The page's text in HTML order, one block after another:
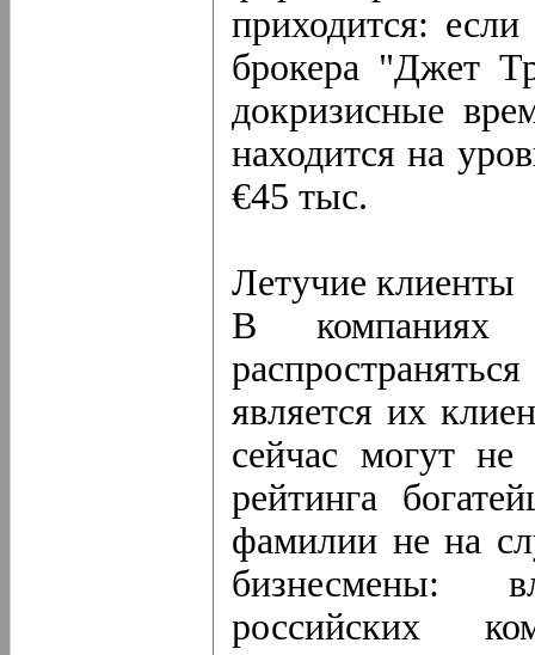
приходится:
брокера "Джет
докризисные
находится на
€45 тыс.
Летучие клиенты
В компаниях
является их
сейчас могут
рейтинга
фамилии не на
бизнесмены:
российских